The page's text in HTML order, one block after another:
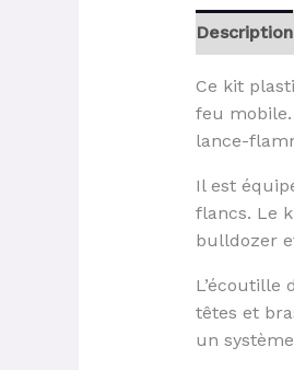
Description
Ce kit
feu
lance-
Il est
flancs. Le
bulldozer
L’écoutille
têtes et
un